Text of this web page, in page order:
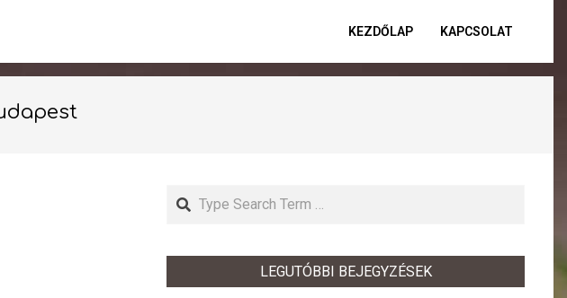
KEZDŐLAP KAPCSOLAT
Search
LEGUTÓBBI BEJEGYZÉSEK